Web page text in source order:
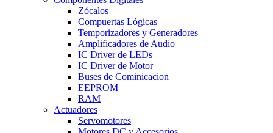
Zócalos
Compuertas Lógicas
Temporizadores y Generadores
Amplificadores de Audio
IC Driver de LEDs
IC Driver de Motor
Buses de Cominicacion
EEPROM
RAM
Actuadores
Servomotores